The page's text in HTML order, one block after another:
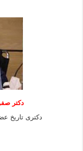
دكتر صفورا
دكترى تاريخ